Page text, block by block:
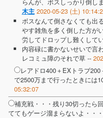
木主 2020-05-23 (土)
ボスなんて倒さなくても出
やす雑魚を多く倒した方が
労してドロップし難くして
内容碌に書かないせいで言
レコミュ障のそれで草 --
レアドロ400＋EXトラブ
で2500万まで行ったときには
05:32:07
補充戦・・・残り30切ったら
ててもゲージ溜まらないよ・・